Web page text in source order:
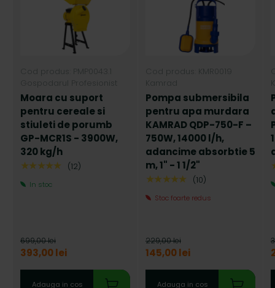
Cod produs: PMP0043.1
Gospodarul Profesionist
Moara cu suport
pentru cereale si
stiuleti de porumb
GP-MCR1S - 3900W,
320 kg/h
★★★★★ (12)
In stoc
393,00 lei
699,00 lei
Adauga in cos
Cod produs: KMR0019
Kamrad
Pompa submersibila
pentru apa murdara
KAMRAD QDP-750-F –
750W, 14000 l/h,
adancime absorbtie 5
m, 1" - 1 1/2"
★★★★★ (10)
Stoc foarte redus
145,00 lei
229,00 lei
Adauga in cos